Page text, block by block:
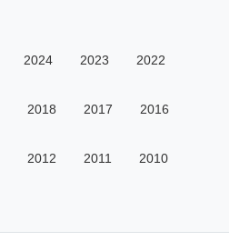
2024 2023 2022
2018 2017 2016
2012 2011 2010